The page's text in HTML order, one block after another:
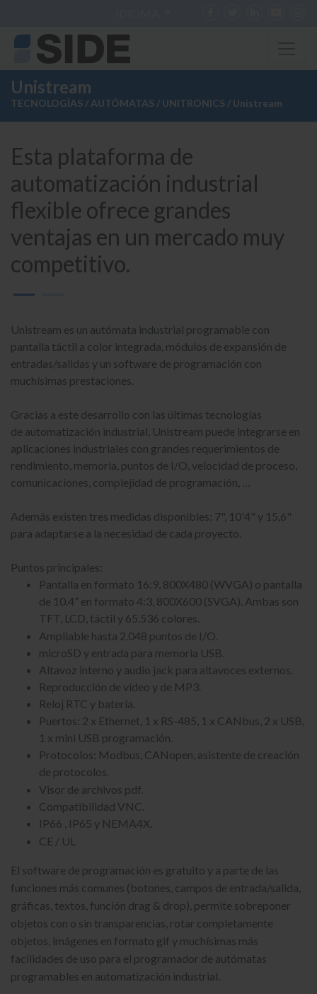
Unistream
TECNOLOGÍAS / AUTÓMATAS / UNITRONICS / Unistream
Esta plataforma de
automatización industrial
flexible ofrece grandes
ventajas en un mercado muy
competitivo.
Unistream es un autómata industrial programable con
pantalla táctil a color integrada, módulos de expansión de
entradas/salidas y un software de programación con
muchísimas prestaciones.
Gracias a este desarrollo con las últimas tecnologías
de automatización industrial, Unistream puede integrarse en
aplicaciones industriales con grandes requerimientos de
rendimiento, memoria, puntos de I/O, velocidad de proceso,
comunicaciones, complejidad de programación, …
Además existen tres medidas disponibles: 7", 10'4" y 15,6"
para adaptarse a la necesidad de cada proyecto.
Puntos principales:
Pantalla en formato 16:9, 800X480 (WVGA) o pantalla
de 10.4” en formato 4:3, 800X600 (SVGA). Ambas son
TFT, LCD, táctil y 65.536 colores.
Ampliable hasta 2.048 puntos de I/O.
microSD y entrada para memoria USB.
Altavoz interno y audio jack para altavoces externos.
Reproducción de vídeo y de MP3.
Reloj RTC y batería.
Puertos: 2 x Ethernet, 1 x RS-485, 1 x CANbus, 2 x USB,
1 x mini USB programación.
Protocolos: Modbus, CANopen, asistente de creación
de protocolos.
Visor de archivos pdf.
Compatibilidad VNC.
IP66 , IP65 y NEMA4X.
CE / UL
El software de programación es gratuito y a parte de las
funciones más comunes (botones, campos de entrada/salida,
gráficas, textos, función drag & drop), permite sobreponer
objetos con o sin transparencias, rotar completamente
objetos, imágenes en formato gif y muchísimas más
facilidades de uso para el programador de autómatas
programables en automatización industrial.